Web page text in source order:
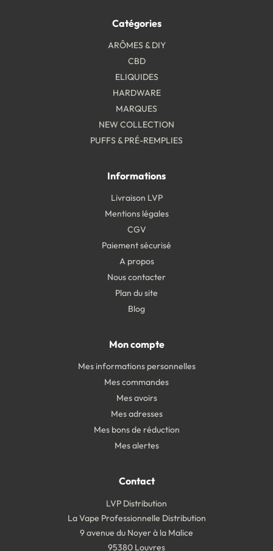
Catégories
ARÔMES & DIY
CBD
ELIQUIDES
HARDWARE
MARQUES
NEW COLLECTION
PUFFS & PRÉ-REMPLIES
Informations
Livraison LVP
Mentions légales
CGV
Paiement sécurisé
A propos
Nous contacter
Plan du site
Blog
Mon compte
Mes informations personnelles
Mes commandes
Mes avoirs
Mes adresses
Mes bons de réduction
Mes alertes
Contact
LVP Distribution
La Vape Professionnelle Distribution
9 avenue du Noyer à la Malice
95380 Louvres